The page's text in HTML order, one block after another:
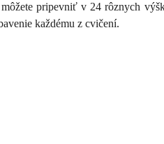
pripevniť v 24 rôznych
každému z cvičení.